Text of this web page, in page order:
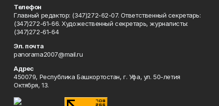
Телефон
Главный редактор: (347)272-62-07. Ответственный секретарь:
(347)272-61-66. Художественный секретарь, журналисты:
(347)272-61-64
Эл. почта
panorama2007@mail.ru
Адрес
450079, Республика Башкортостан, г. Уфа, ул. 50-летия
Октября, 13.